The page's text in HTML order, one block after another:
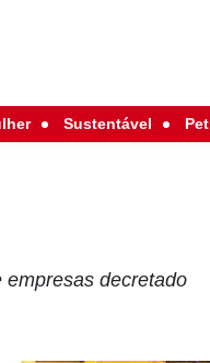
Sustentável Pet
decretado